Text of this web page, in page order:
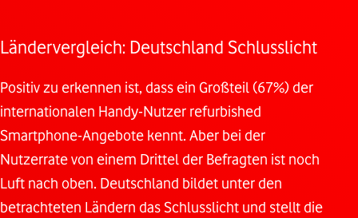
Ländervergleich: Deutschland Schlusslicht
Positiv zu erkennen ist, dass ein Großteil (67%) der
internationalen Handy-Nutzer refurbished
Smartphone-Angebote kennt. Aber bei der
Nutzerrate von einem Drittel der Befragten ist noch
Luft nach oben. Deutschland bildet unter den
betrachteten Ländern das Schlusslicht und stellt die